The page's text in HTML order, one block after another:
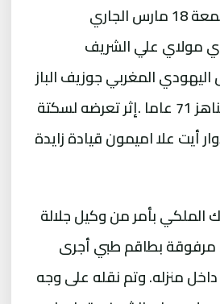
توفي يوم أمس الجمعة 18 مارس الجاري
مولاي علي الشريف
المغربي جوزيف الباز
بن شالوم عن عمر يناهز 71 عاما .إثر تعرضه لسكتة
أيت علا اميمون قيادة زايدة
الملكيبأمر من وكيل جلالة
مرفوقة بطاقم طبي أجرى
داخل منزله. وتم نقله على وجه